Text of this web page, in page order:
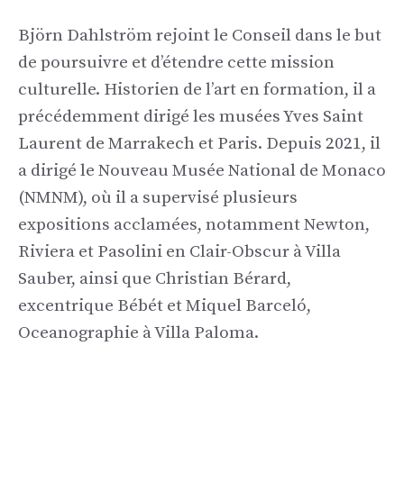
Björn Dahlström rejoint le Conseil dans le but
de poursuivre et d’étendre cette mission
culturelle. Historien de l’art en formation, il a
précédemment dirigé les musées Yves Saint
Laurent de Marrakech et Paris. Depuis 2021, il
a dirigé le Nouveau Musée National de Monaco
(NMNM), où il a supervisé plusieurs
expositions acclamées, notamment Newton,
Riviera et Pasolini en Clair-Obscur à Villa
Sauber, ainsi que Christian Bérard,
excentrique Bébét et Miquel Barceló,
Oceanographie à Villa Paloma.